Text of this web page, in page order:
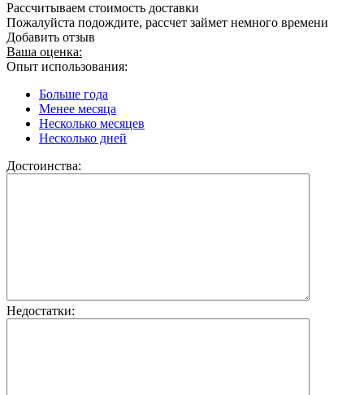
Рассчитываем стоимость доставки
Пожалуйста подождите, рассчет займет немного времени
Добавить отзыв
Ваша оценка:
Опыт использования:
Больше года
Менее месяца
Несколько месяцев
Несколько дней
Достоинства:
Недостатки: